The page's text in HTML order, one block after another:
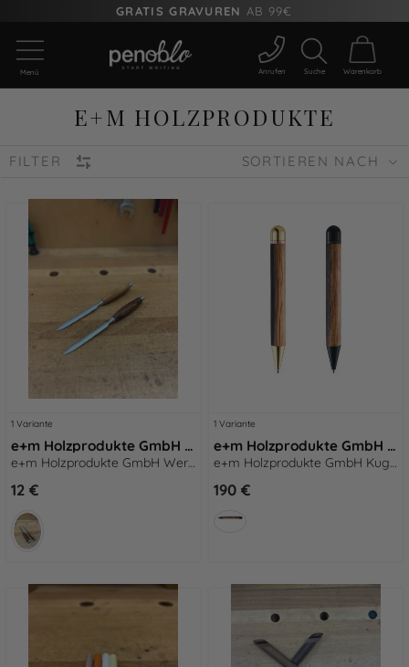
GRATIS GRAVUREN AB 99€
Menü Anrufen Suche Warenkorb
E+M HOLZPRODUKTE
SORTIEREN NACH
FILTER
1 Variante
e+m Holzprodukte GmbH Werksverkauf Wave
e+m Holzprodukte GmbH Werksverkauf Wave
12 €
1 Variante
e+m Holzprodukte GmbH Kugelschreiber WHISKY Charring-Patina
e+m Holzprodukte GmbH Kugelschreiber WHISKY Charring-Patina
190 €